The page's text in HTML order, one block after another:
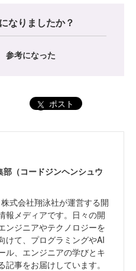
なりましたか？
参考になった
ポスト
（コードジンヘンシュウ
式会社翔泳社が運営する開
報メディアです。日々の開
ンジニアやテクノロジーを
けて、プログラミングやAI
ル、エンジニアの学びとキ
記事をお届けしています。